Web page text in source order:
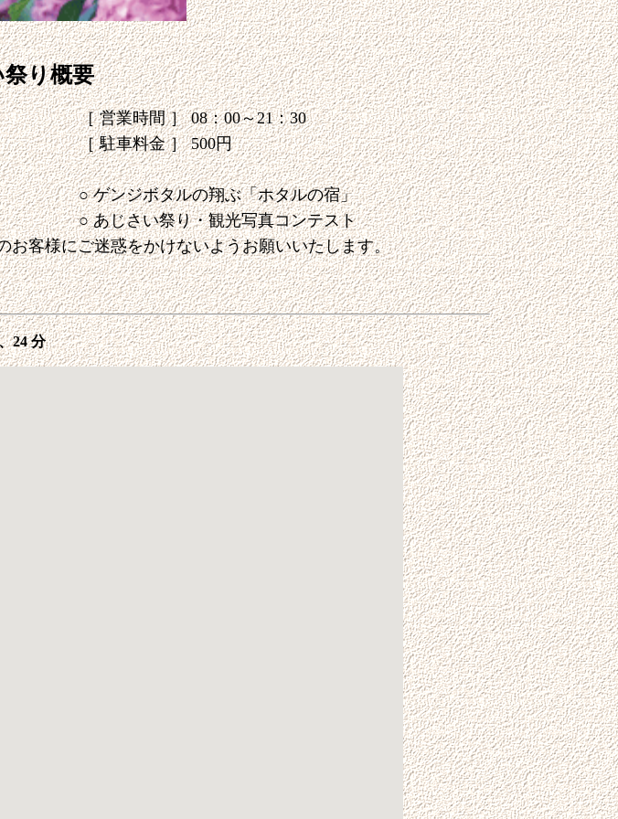
り概要
［ 営業時間 ］ 08：00～21：30
［ 駐車料金 ］ 500円
○ ゲンジボタルの翔ぶ「ホタルの宿」
○ あじさい祭り・観光写真コンテスト
客様にご迷惑をかけないようお願いいたします。
24 分